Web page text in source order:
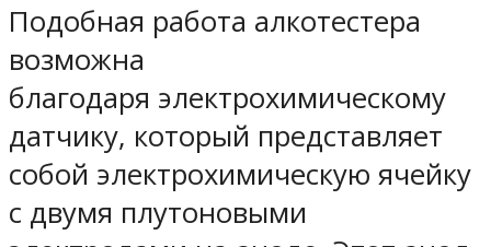
Подобная работа алкотестера
возможна
благодаря электрохимическому
датчику, который представляет
собой электрохимическую ячейку
с двумя плутоновыми